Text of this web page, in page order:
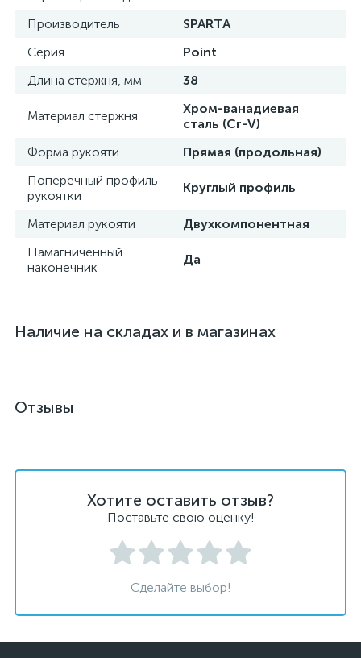
Производитель
SPARTA
Серия
Point
Длина стержня, мм
38
Материал стержня
Хром-ванадиевая
сталь (Cr-V)
Форма рукояти
Прямая (продольная)
Поперечный профиль
рукоятки
Круглый профиль
Материал рукояти
Двухкомпонентная
Намагниченный
наконечник
Да
Наличие на складах и в магазинах
Отзывы
Хотите оставить отзыв?
Поставьте свою оценку!
Сделайте выбор!